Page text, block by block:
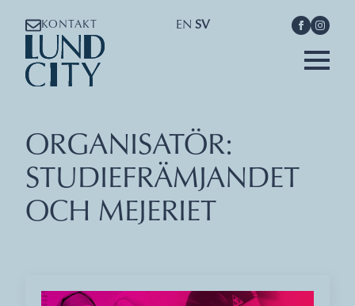
KONTAKT EN SV
ORGANISATÖR:
STUDIEFRÄMJANDET
OCH MEJERIET